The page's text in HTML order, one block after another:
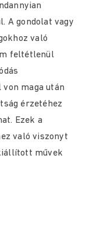
A gondolat vagy
való
feltétlenül
maga után
érzetéhez
Ezek a
való viszonyt
művek